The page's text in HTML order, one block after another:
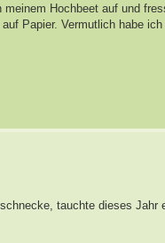
Hochbeet auf und
Papier. Vermutlich habe
tauchte dieses Jahr